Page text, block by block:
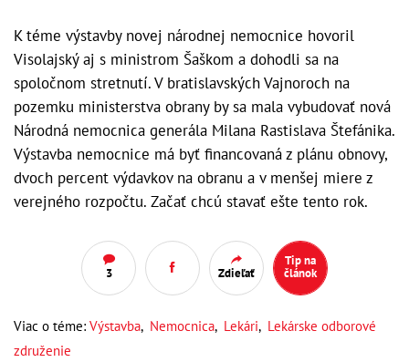
K téme výstavby novej národnej nemocnice hovoril
Visolajský aj s ministrom Šaškom a dohodli sa na
spoločnom stretnutí. V bratislavských Vajnoroch na
pozemku ministerstva obrany by sa mala vybudovať nová
Národná nemocnica generála Milana Rastislava Štefánika.
Výstavba nemocnice má byť financovaná z plánu obnovy,
dvoch percent výdavkov na obranu a v menšej miere z
verejného rozpočtu. Začať chcú stavať ešte tento rok.
3 Zdieľať
Tip na
článok
Viac o téme: Výstavba, Nemocnica, Lekári, Lekárske odborové
združenie